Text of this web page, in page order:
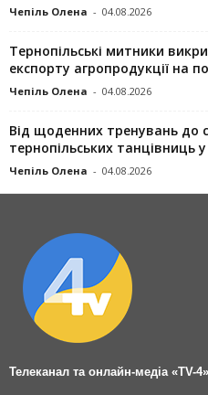
Чепіль Олена - 04.08.2026
Тернопільські митники
експорту агропродукції на
Чепіль Олена - 04.08.2026
Від щоденних тренувань до
тернопільських танцівниць у
Чепіль Олена - 04.08.2026
Телеканал та онлайн-медіа «TV-4»